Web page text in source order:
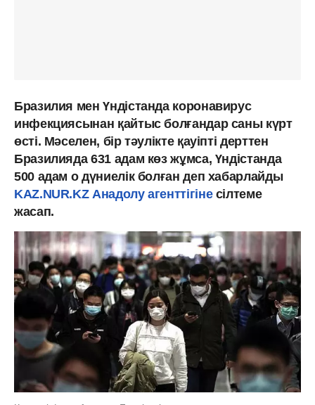
Бразилия мен Үндістанда коронавирус
инфекциясынан қайтыс болғандар саны күрт
өсті. Мәселен, бір тәулікте қауіпті дерттен
Бразилияда 631 адам көз жұмса, Үндістанда
500 адам о дүниелік болған деп хабарлайды
KAZ.NUR.KZ Анадолу агенттігінесілтеме
жасап.